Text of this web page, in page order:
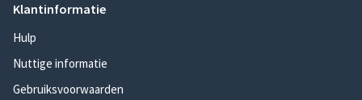
Klantinformatie
Hulp
Nuttige informatie
Gebruiksvoorwaarden